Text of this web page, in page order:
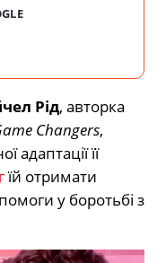
Рід, авторка
Changers,
адаптації її
їй отримати
у боротьбі з